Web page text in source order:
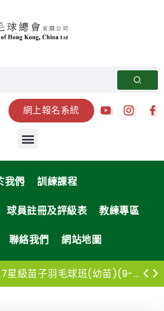
網上報名系統
我們 訓練課程
球員註冊及評級表 教練專區
聯絡我們 網站地圖
2026/2027星級苗子羽毛球班(幼苗)(9-12月)